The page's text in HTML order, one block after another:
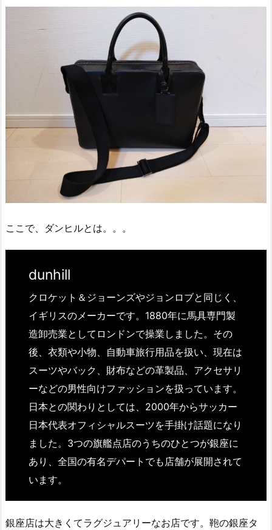
ここで、ダンヒルとは。。。
dunhill
クロケット＆ジョーンズやジョンロブと同じく、
イギリスのメーカーです。1880年に馬具専門製
造卸売業としてロンドンで操業しました。その
後、衣類や小物、自動車旅行用品を扱い、現在は
スーツやバック、財布などの革製品、アクセサリ
ーなどの男性向けファッションを扱っています。
日本との関わりとしては、2000年からサッカー
日本代表オフィシャルスーツを手掛け話題になり
ました。3つの旗艦点店のうちのひとつが銀座に
あり、全国の有名デパートでも店舗が展開されて
います。
銀座店は大きくてラグジュアリーなお店です。鞄の銀座タ